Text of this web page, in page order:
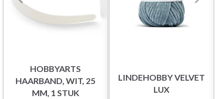
HOBBYARTS
HAARBAND, WIT, 25
MM, 1 STUK
LINDEHOBBY VELVET
LUX